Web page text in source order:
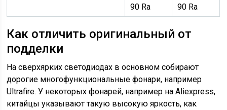
90 Ra
90 Ra
Как отличить оригинальный от
подделки
На сверхярких светодиодах в основном собирают
дорогие многофункциональные фонари, например
Ultrafire. У некоторых фонарей, например на Aliexpress,
китайцы указывают такую высокую яркость, как